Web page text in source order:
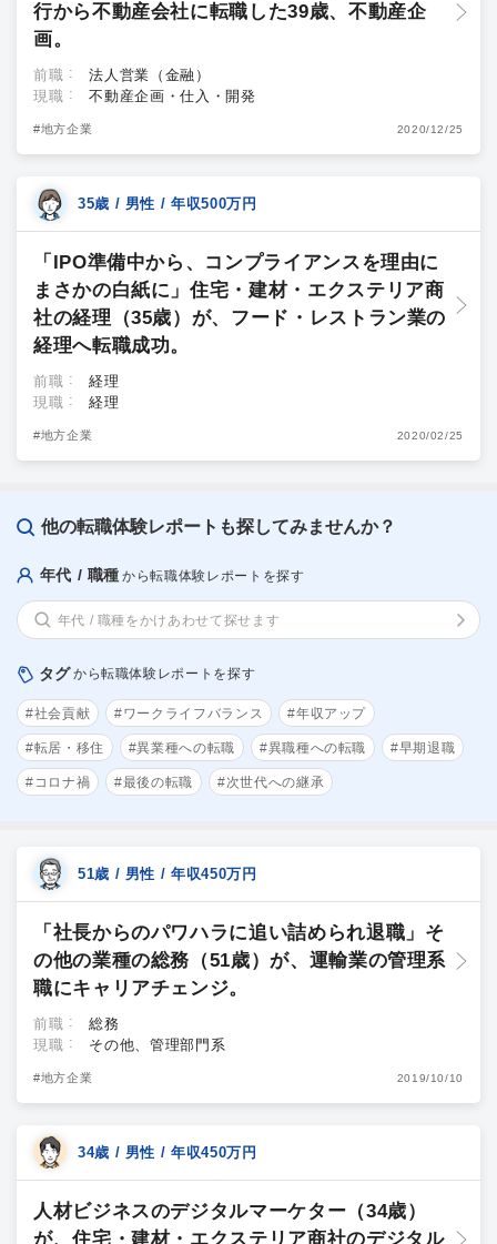
行から不動産会社に転職した39歳、不動産企
画。
前職
法人営業（金融）
現職
不動産企画・仕入・開発
#地方企業 2020/12/25
35歳 / 男性 / 年収500万円
「IPO準備中から、コンプライアンスを理由に
まさかの白紙に」住宅・建材・エクステリア商
社の経理（35歳）が、フード・レストラン業の
経理へ転職成功。
前職
経理
現職
経理
#地方企業 2020/02/25
他の転職体験レポートも探してみませんか？
年代 / 職種 から転職体験レポートを探す
年代 / 職種をかけあわせて探せます
タグから転職体験レポートを探す
#社会貢献 #ワークライフバランス #年収アップ
#転居・移住 #異業種への転職 #異職種への転職 #早期退職
#コロナ禍 #最後の転職 #次世代への継承
51歳 / 男性 / 年収450万円
「社長からのパワハラに追い詰められ退職」そ
の他の業種の総務（51歳）が、運輸業の管理系
職にキャリアチェンジ。
前職
総務
現職
その他、管理部門系
#地方企業 2019/10/10
34歳 / 男性 / 年収450万円
人材ビジネスのデジタルマーケター（34歳）
が、住宅・建材・エクステリア商社のデジタル